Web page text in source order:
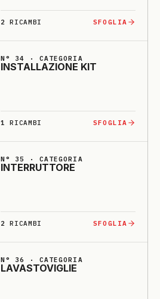
2 RICAMBI SFOGLIA
N° 34 · CATEGORIA
INSTALLA­ZIO­NE KIT
1 RICAMBI SFOGLIA
N° 35 · CATEGORIA
INTERRUTTO­RE
2 RICAMBI SFOGLIA
N° 36 · CATEGORIA
LA­VASTO­VI­GLIE